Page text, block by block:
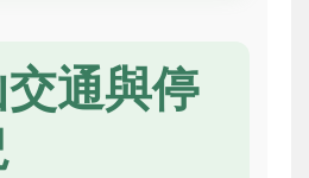
通與停